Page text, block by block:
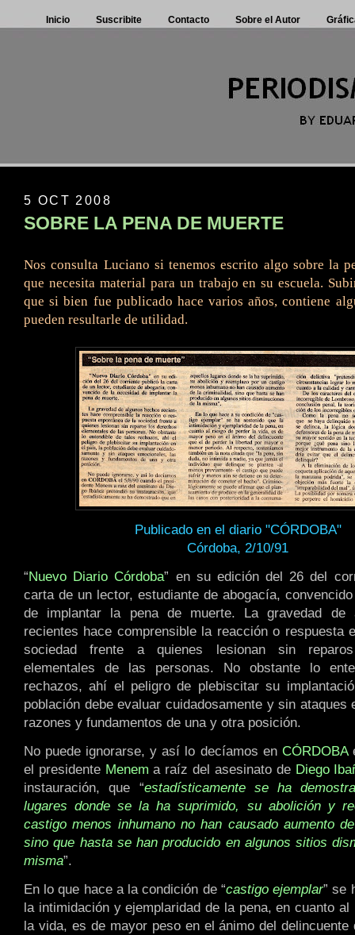
Inicio Suscribite Contacto Sobre el Autor
5 OCT 2008
SOBRE LA PENA DE MUERTE
Nos consulta Luciano si tenemos escrito algo sobre la
que necesita material para un trabajo en su escuela.
que si bien fue publicado hace varios años, contiene
pueden resultarle de utilidad.
Publicado en el diario "CÓRDOBA"
Córdoba, 2/10/91
“Nuevo Diario Córdoba” en su edición del 26 del
carta de un lector, estudiante de abogacía,
de implantar la pena de muerte. La gravedad de
recientes hace comprensible la reacción o respuesta
sociedad frente a quienes lesionan sin
elementales de las personas. No obstante lo
rechazos, ahí el peligro de plebiscitar su
población debe evaluar cuidadosamente y sin ataques
razones y fundamentos de una y otra posición.
No puede ignorarse, y así lo decíamos en CÓRDOBA
el presidente Menem a raíz del asesinato de Diego
instauración, que “estadísticamente se ha
lugares donde se la ha suprimido, su abolición y
castigo menos inhumano no han causado aumento
sino que hasta se han producido en algunos sitios
misma”.
En lo que hace a la condición de “castigo ejemplar” se
la intimidación y ejemplaridad de la pena, en cuanto al
la vida, es de mayor peso en el ánimo del delincuente